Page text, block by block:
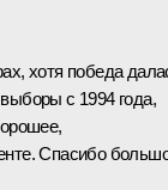
хотя победа
с 1994 года,
Спасибо